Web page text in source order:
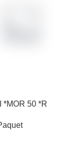
*MOR 50 *R